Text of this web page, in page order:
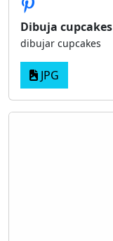
Dibuja cupcakes
dibujar cupcakes
JPG